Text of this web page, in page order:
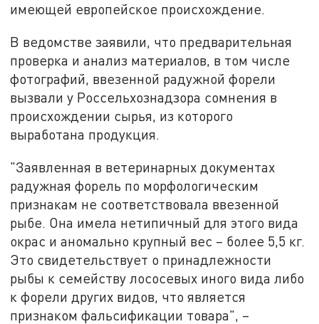
имеющей европейское происхождение.
В ведомстве заявили, что предварительная
проверка и анализ материалов, в том числе
фотографий, ввезенной радужной форели
вызвали у Россельхознадзора сомнения в
происхождении сырья, из которого
выработана продукция.
"Заявленная в ветеринарных документах
радужная форель по морфологическим
признакам не соответствовала ввезенной
рыбе. Она имела нетипичный для этого вида
окрас и аномально крупный вес – более 5,5 кг.
Это свидетельствует о принадлежности
рыбы к семейству лососевых иного вида либо
к форели других видов, что является
признаком фальсификации товара", –